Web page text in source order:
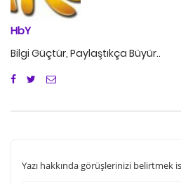
HbY
Bilgi Güçtür, Paylaştıkça Büyür..
Yazı hakkında görüşlerinizi belirtmek